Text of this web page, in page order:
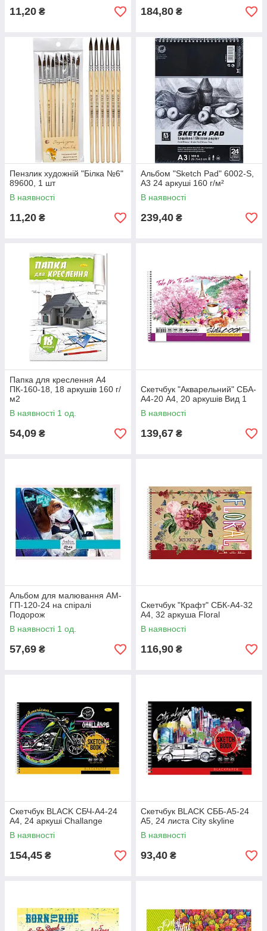
11,20 ₴ 184,80 ₴
Пензлик художній "Білка №6"
89600, 1 шт
В наявності
11,20 ₴
Альбом "Sketch Pad" 6002-S,
А3 24 аркуші 160 г/м²
В наявності
239,40 ₴
Папка для креслення А4
ПК-160-18, 18 аркушів 160 г/
м2
В наявності 1 од.
54,09 ₴
Скетчбук "Акварельний" СБА-
А4-20 А4, 20 аркушів Вид 1
В наявності
139,67 ₴
Альбом для малювання АМ-
ГП-120-24 на спіралі
Подорож
В наявності 1 од.
57,69 ₴
Скетчбук "Крафт" СБК-А4-32
А4, 32 аркуша Floral
В наявності
116,90 ₴
Скетчбук BLACK СБЧ-А4-24
А4, 24 аркуші Challange
В наявності
154,45 ₴
Скетчбук BLACK СББ-А5-24
А5, 24 листа City skyline
В наявності
93,40 ₴